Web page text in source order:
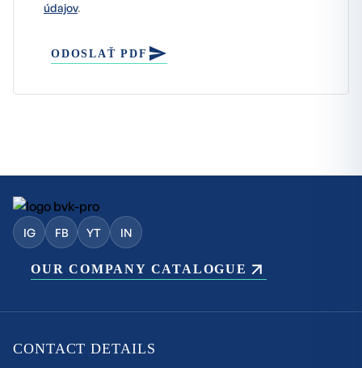
údajov.
ODOSLAŤ PDF
IG FB YT IN
OUR COMPANY CATALOGUE
CONTACT DETAILS